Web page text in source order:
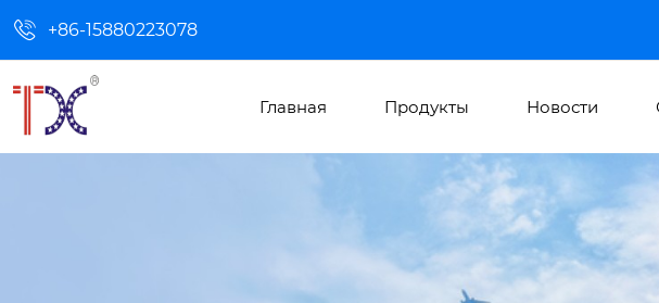
 +86-15880223078
Главная Продукты Новости